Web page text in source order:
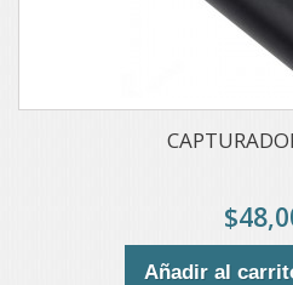
Añadir al